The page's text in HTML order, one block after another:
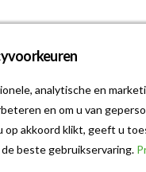
analytische en
en om u van
op akkoord klikt, geeft u
beste gebruikservaring.